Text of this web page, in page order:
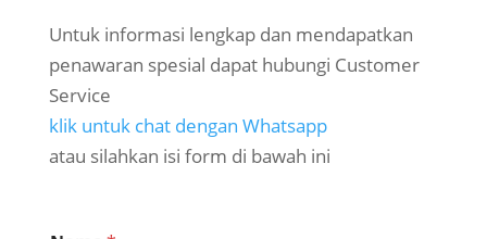
Untuk informasi lengkap dan mendapatkan
penawaran spesial dapat hubungi Customer
Service
klik untuk chat dengan Whatsapp
atau silahkan isi form di bawah ini